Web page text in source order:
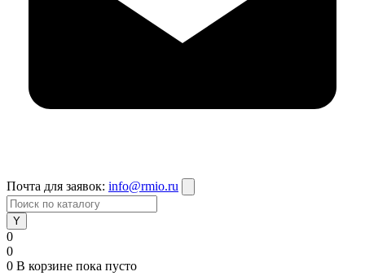
Почта для заявок: info@rmio.ru
0
0
0 В корзине пока пусто